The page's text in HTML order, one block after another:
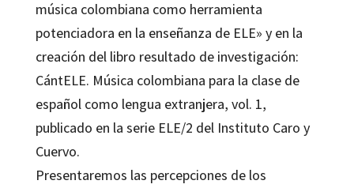
música colombiana como herramienta
potenciadora en la enseñanza de ELE» y en la
creación del libro resultado de investigación:
CántELE. Música colombiana para la clase de
español como lengua extranjera, vol. 1,
publicado en la serie ELE/2 del Instituto Caro y
Cuervo.
Presentaremos las percepciones de los